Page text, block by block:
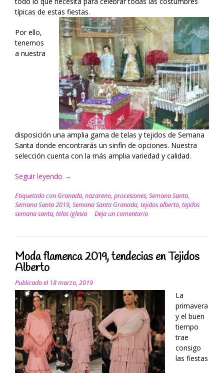
típicas de estas fiestas.
Por ello,
tenemos
a nuestra
disposición una amplia gama de telas y tejidos de Semana
Santa donde encontrarás un sinfín de opciones. Nuestra
selección cuenta con la más amplia variedad y calidad.
Seguir leyendo “Vive
Semana
Santa
en
Alberto”
→
Etiquetado con Granada, nazareno, procesiones, Semana Santa,
Semana Santa 2019, Semana Santa Granada, tejidos alberto, tejidos
semana santa, telas iglesia Deja un comentario
Moda flamenca 2019, tendecias en Tejidos
Alberto
Publicado el 18 marzo, 2019
La
primavera
y el buen
tiempo
trae
consigo
las fiestas